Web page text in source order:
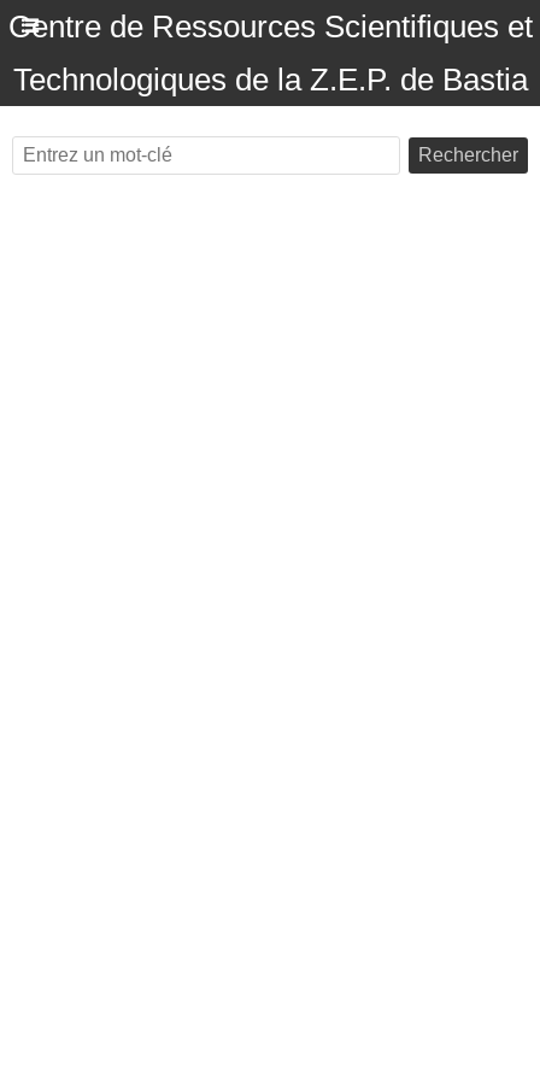
Centre de Ressources Scientifiques et
Technologiques de la Z.E.P. de Bastia
Rechercher